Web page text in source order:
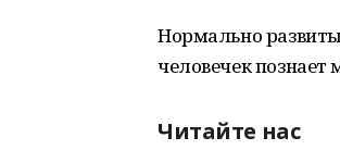
Нормально
человечек познает
Читайте нас